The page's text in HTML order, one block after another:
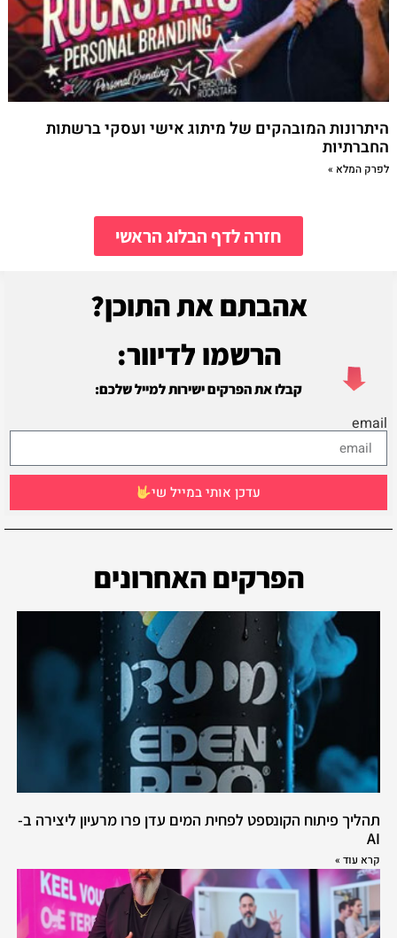
היתרונות המובהקים של מיתוג אישי ועסקי ברשתות
החברתיות
לפרק המלא »
חזרה לדף הבלוג הראשי
אהבתם את התוכן?
הרשמו לדיוור:
קבלו את הפרקים ישירות למייל שלכם:
email
עדכן אותי במייל שי
הפרקים האחרונים
תהליך פיתוח הקונספט לפחית המים עדן פרו מרעיון ליצירה ב-
AI
קרא עוד »